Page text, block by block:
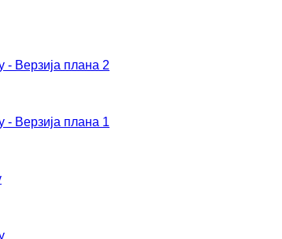
- Верзија плана 2
- Верзија плана 1